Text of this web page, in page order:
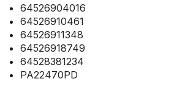
64526904016
64526910461
64526911348
64526918749
64528381234
PA22470PD